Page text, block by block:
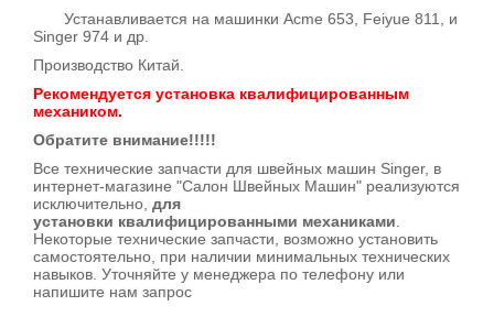
Устанавливается на машинки Acme 653, Feiyue 811, и
Singer 974 и др.
Производство Китай.
Рекомендуется установка квалифицированным
механиком.
Обратите внимание!!!!!
Все технические запчасти для швейных машин Singer, в
интернет-магазине "Салон Швейных Машин" реализуются
исключительно, для
установки квалифицированными механиками
Некоторые технические запчасти, возможно установить
самостоятельно, при наличии минимальных технических
навыков. Уточняйте у менеджера по телефону или
напишите нам запрос